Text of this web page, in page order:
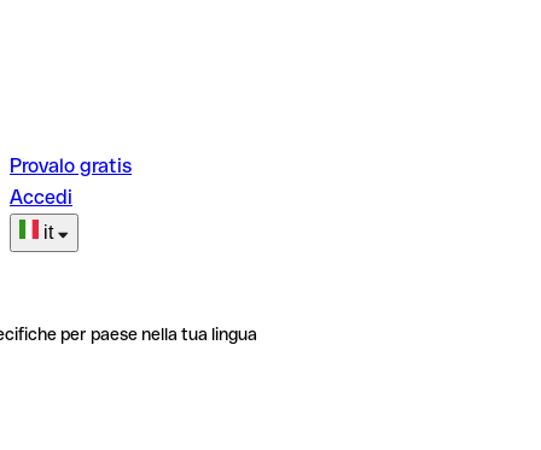
Provalo gratis
Accedi
it
per paese nella tua lingua